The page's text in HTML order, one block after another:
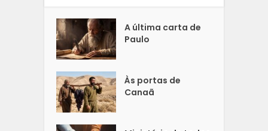
A última carta de
Paulo
Às portas de
Canaã